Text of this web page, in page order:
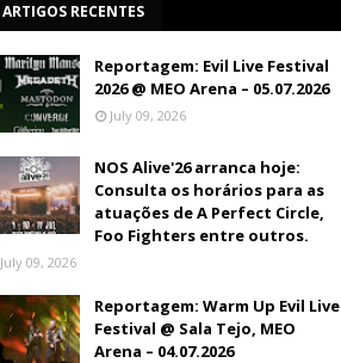
ARTIGOS RECENTES
Reportagem: Evil Live Festival
2026 @ MEO Arena – 05.07.2026
July 09, 2026
NOS Alive'26 arranca hoje:
Consulta os horários para as
atuações de A Perfect Circle,
Foo Fighters entre outros.
July 09, 2026
Reportagem: Warm Up Evil Live
Festival @ Sala Tejo, MEO
Arena – 04.07.2026